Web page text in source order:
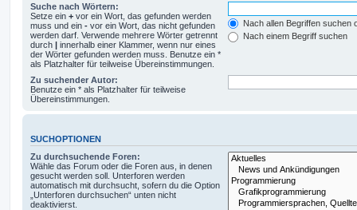
Suche nach Wörtern:
Setze ein + vor ein Wort, das gefunden werden
muss und ein - vor ein Wort, das nicht gefunden
werden darf. Verwende mehrere Wörter getrennt
durch | innerhalb einer Klammer, wenn nur eines
der Wörter gefunden werden muss. Benutze ein *
als Platzhalter für teilweise Übereinstimmungen.
Nach allen Begriffen suchen
Nach einem Begriff suchen
Zu suchender Autor:
Benutze ein * als Platzhalter für teilweise
Übereinstimmungen.
SUCHOPTIONEN
Zu durchsuchende Foren:
Wähle das Forum oder die Foren aus, in denen
gesucht werden soll. Unterforen werden
automatisch mit durchsucht, sofern du die Option
„Unterforen durchsuchen“ unten nicht
deaktivierst.